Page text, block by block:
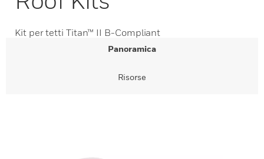
Kit per tetti Titan™ II B-Compliant
Panoramica
Risorse